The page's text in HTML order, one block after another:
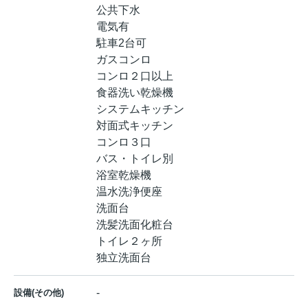
公共下水
電気有
駐車2台可
ガスコンロ
コンロ２口以上
食器洗い乾燥機
システムキッチン
対面式キッチン
コンロ３口
バス・トイレ別
浴室乾燥機
温水洗浄便座
洗面台
洗髪洗面化粧台
トイレ２ヶ所
独立洗面台
設備(その他) -